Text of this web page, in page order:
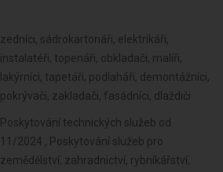
zedníci, sádrokartonáři, elektrikáři,
instalatéři, topenáři, obkladači, malíři,
lakýrníci, tapetáři, podlaháři, demontážníci,
pokrývači, zakladači, fasádníci, dlaždiči
Poskytování technických služeb od
11/2024 , Poskytování služeb pro
zemědělství, zahradnictví, rybníkářství,